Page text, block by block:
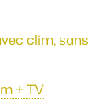
clim, sans
+ TV